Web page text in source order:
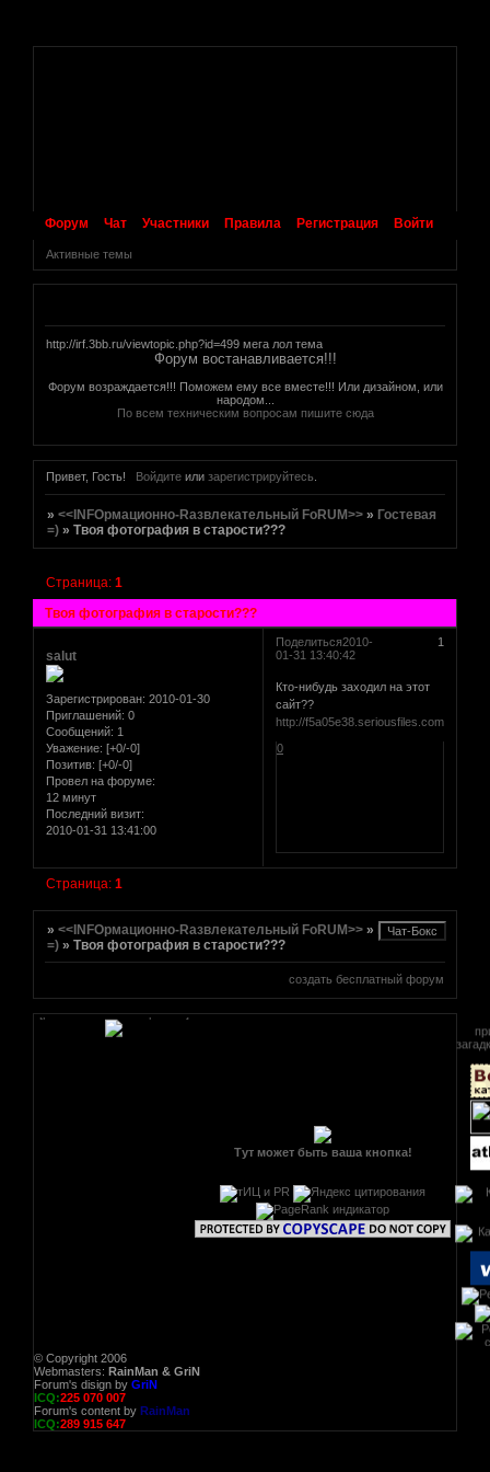
Форум Чат Участники Правила Регистрация Войти
Активные темы
http://irf.3bb.ru/viewtopic.php?id=499 мега лол тема
Форум востанавливается!!!
Форум возраждается!!! Поможем ему все вместе!!! Или дизайном, или
народом...
По всем техническим вопросам пишите сюда
Привет, Гость! Войдитеили зарегистрируйтесь.
»<<INFOрмационно-Rазвлекательный FoRUM>> » Гостевая
=) »Твоя фотография в старости???
Твоя фотография в старости???
Страница:1
Поделиться 1
2010-
01-31 13:40:42
salut
Зарегистрирован: 2010-01-30
Приглашений: 0
Сообщений: 1
Уважение: [+0/-0]
Позитив: [+0/-0]
Провел на форуме:
12 минут
Последний визит:
2010-01-31 13:41:00
Кто-нибудь заходил на этот
сайт??
http://f5a05e38.seriousfiles.com
0
Страница:1
»<<INFOрмационно-Rазвлекательный FoRUM>> »
Гостевая
=) »Твоя фотография в старости???
создать бесплатный форум
[реклама вместо картинки]
target=AltmetalForum>
[реклама вместо картинки]
[реклама вместо картинки]
Тут может быть ваша кнопка!
© Copyright 2006
Webmasters: RainMan & GriN
Forum's disign by GriN
ICQ:225 070 007
Forum's content by RainMan
ICQ:289 915 647